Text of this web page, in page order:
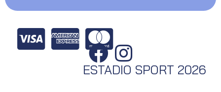
ESTADIO SPORT 2026